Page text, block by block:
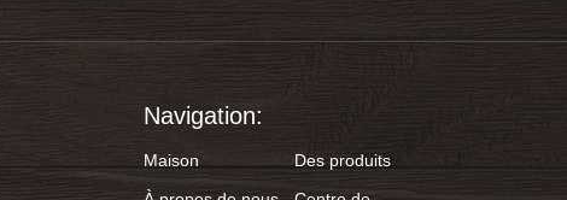
Navigation:
Maison
Des produits